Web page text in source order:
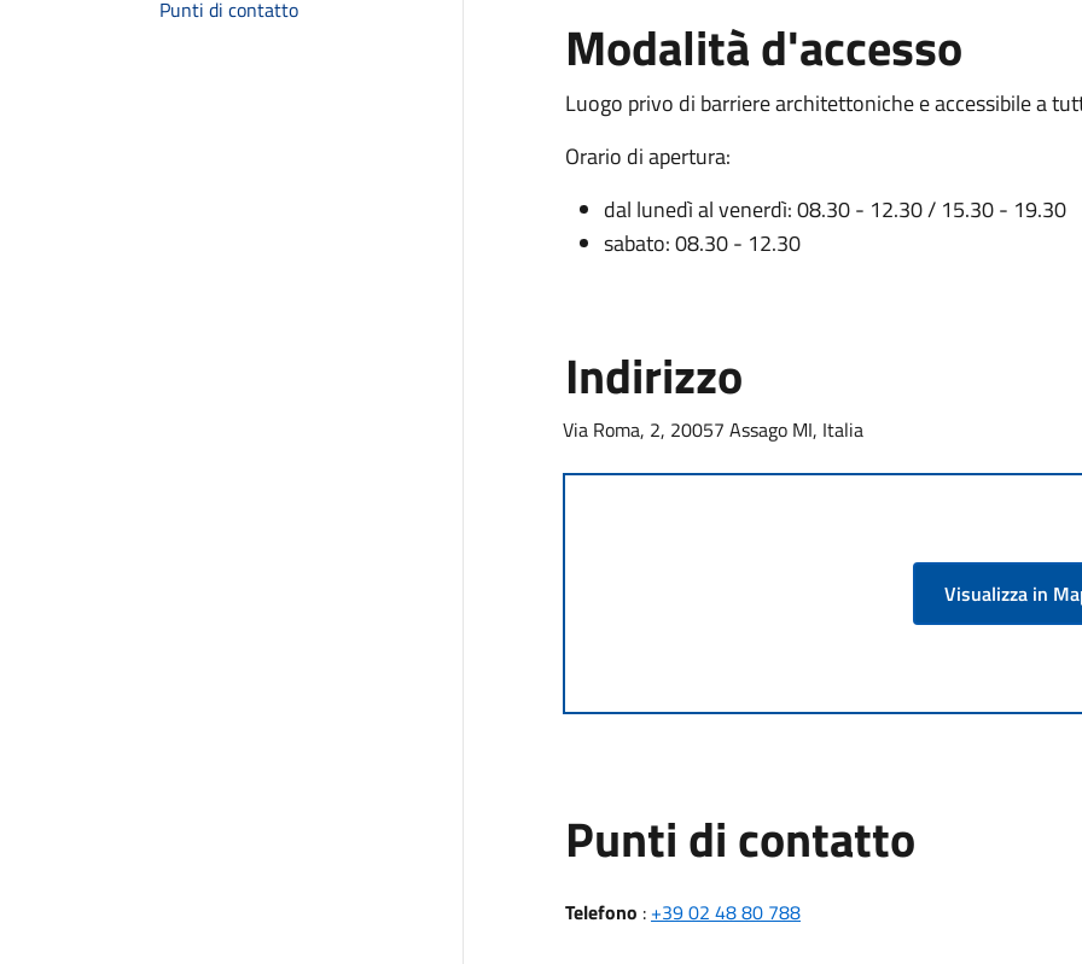
Punti di contatto
Modalità d'accesso
Luogo privo di barriere architettoniche e accessibile a
Orario di apertura:
dal lunedì al venerdì: 08.30 - 12.30 / 15.30 - 19.30
sabato: 08.30 - 12.30
Indirizzo
Via Roma, 2, 20057 Assago MI, Italia
Visualizza in
Punti di contatto
Telefono : +39 02 48 80 788